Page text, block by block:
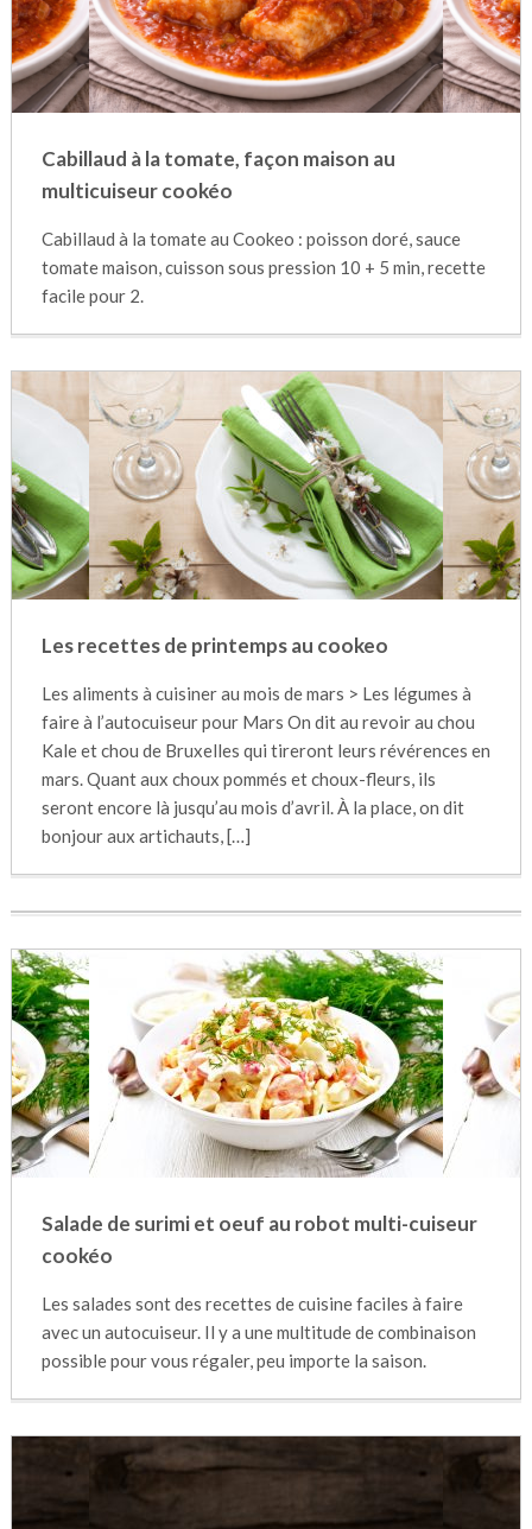
Cabillaud à la tomate, façon maison au
multicuiseur cookéo
Cabillaud à la tomate au Cookeo : poisson doré, sauce
tomate maison, cuisson sous pression 10 + 5 min, recette
facile pour 2.
Les recettes de printemps au cookeo
Les aliments à cuisiner au mois de mars > Les légumes à
faire à l’autocuiseur pour Mars On dit au revoir au chou
Kale et chou de Bruxelles qui tireront leurs révérences en
mars. Quant aux choux pommés et choux-fleurs, ils
seront encore là jusqu’au mois d’avril. À la place, on dit
bonjour aux artichauts, […]
Salade de surimi et oeuf au robot multi-cuiseur
cookéo
Les salades sont des recettes de cuisine faciles à faire
avec un autocuiseur. Il y a une multitude de combinaison
possible pour vous régaler, peu importe la saison.